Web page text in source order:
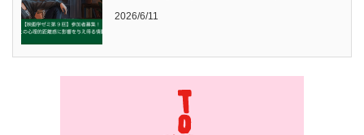
2026/6/11